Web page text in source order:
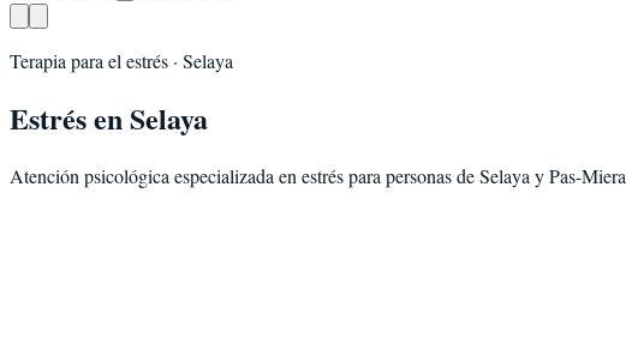
Terapia para el estrés · Selaya
EstrésenSelaya
Atención psicológica especializada en estréspara personas deSelaya yPas-Miera